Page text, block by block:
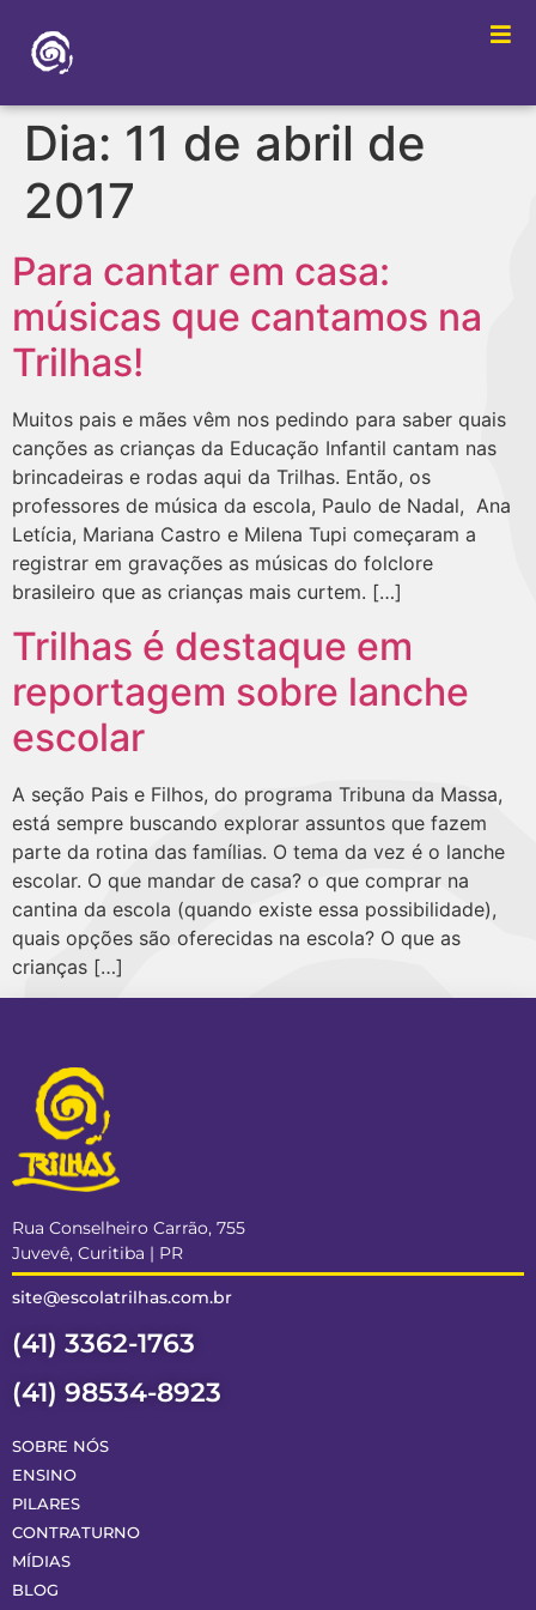
Dia: 11 de abril de
2017
Para cantar em casa:
músicas que cantamos na
Trilhas!
Muitos pais e mães vêm nos pedindo para saber quais
canções as crianças da Educação Infantil cantam nas
brincadeiras e rodas aqui da Trilhas. Então, os
professores de música da escola, Paulo de Nadal, Ana
Letícia, Mariana Castro e Milena Tupi começaram a
registrar em gravações as músicas do folclore
brasileiro que as crianças mais curtem. […]
Trilhas é destaque em
reportagem sobre lanche
escolar
A seção Pais e Filhos, do programa Tribuna da Massa,
está sempre buscando explorar assuntos que fazem
parte da rotina das famílias. O tema da vez é o lanche
escolar. O que mandar de casa? o que comprar na
cantina da escola (quando existe essa possibilidade),
quais opções são oferecidas na escola? O que as
crianças […]
Rua Conselheiro Carrão, 755
Juvevê, Curitiba | PR
site@escolatrilhas.com.br
(41) 3362-1763
(41) 98534-8923
SOBRE NÓS
ENSINO
PILARES
CONTRATURNO
MÍDIAS
BLOG